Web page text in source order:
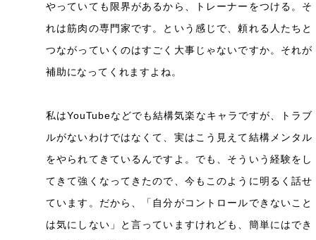
やっていても限界があるから、トレーナーをつける。そ
れは筋肉の専門家です。という感じで、頼れる人たちと
つながっていくのはすごく大事じゃないですか。それが
補助になってくれますよね。
私はYouTubeなどでも結構気楽なキャラですが、トラブ
ルがないわけではなくて、実はこう見えて結構メンタル
をやられてきているんですよ。でも、そういう経験をし
てきて強くなってきたので、今もこのように明るく話せ
ています。だから、「自分がコントロールできないこと
は気にしない」と言っていますけれども、簡単にはでき